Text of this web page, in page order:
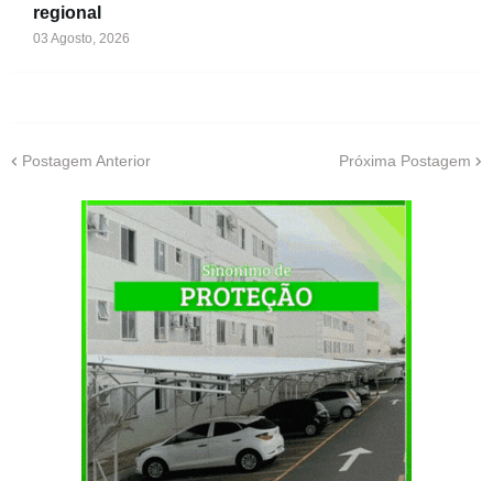
regional
03 Agosto, 2026
Postagem Anterior Próxima Postagem